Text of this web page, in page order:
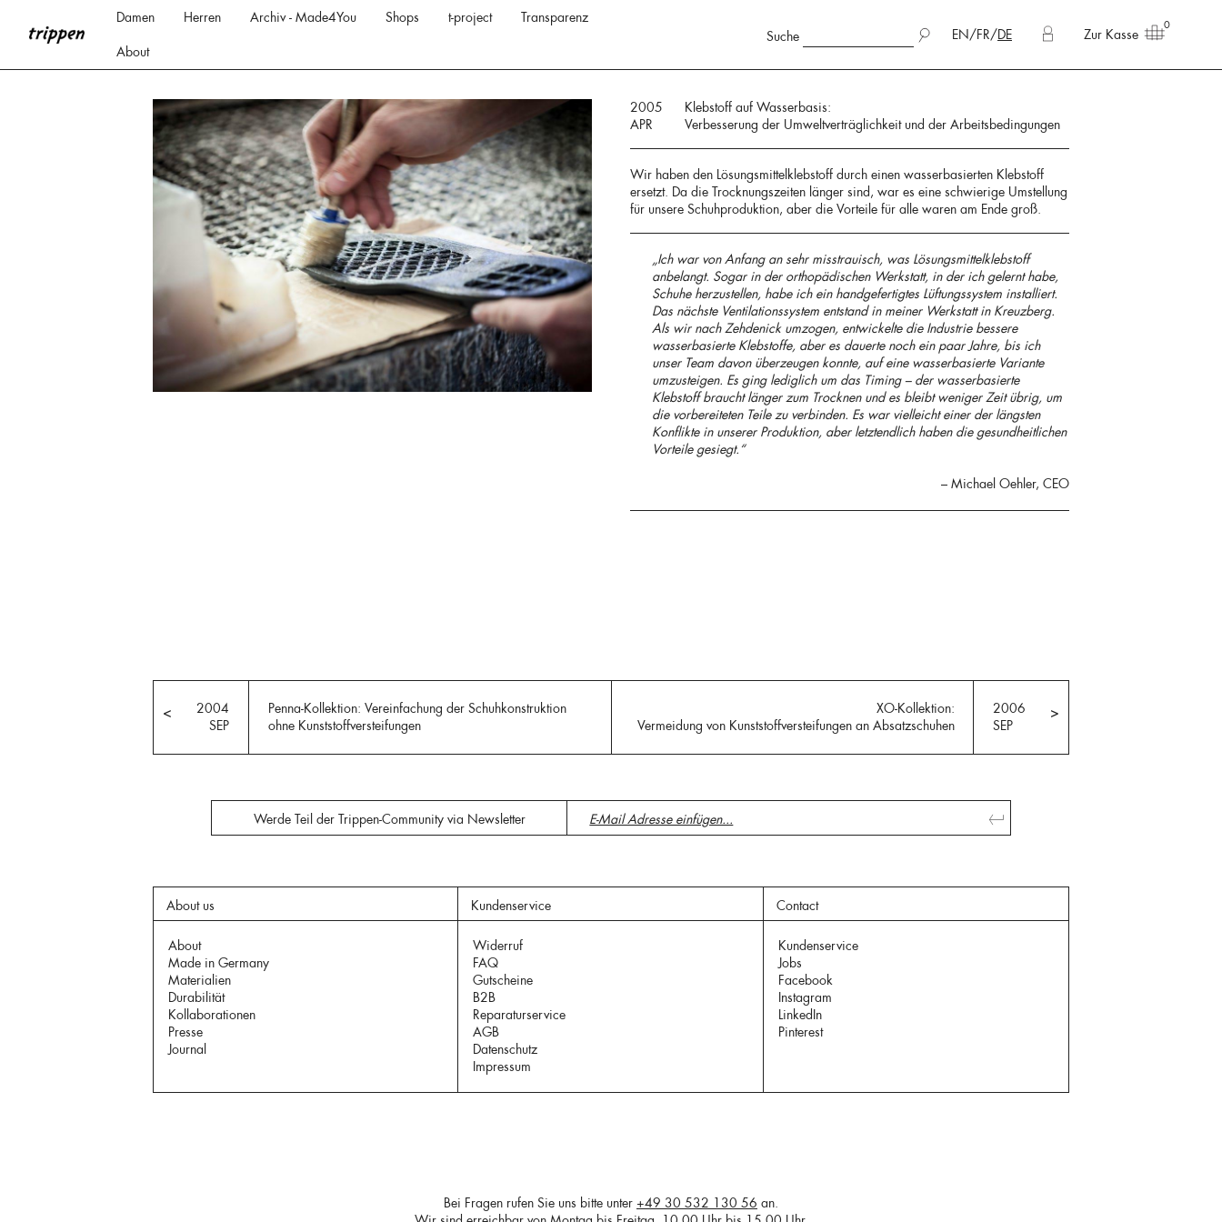
Damen Herren Archiv - Made4You Shops t-project Transparenz
About
Suche EN/FR/DE Zur Kasse
0
2005
APR
Klebstoff auf Wasserbasis:
Verbesserung der Umweltverträglichkeit und der Arbeitsbedingungen
Wir haben den Lösungsmittelklebstoff durch einen wasserbasierten Klebstoff
ersetzt. Da die Trocknungszeiten länger sind, war es eine schwierige Umstellung
für unsere Schuhproduktion, aber die Vorteile für alle waren am Ende groß.
„Ich war von Anfang an sehr misstrauisch, was Lösungsmittelklebstoff
anbelangt. Sogar in der orthopädischen Werkstatt, in der ich gelernt habe,
Schuhe herzustellen, habe ich ein handgefertigtes Lüftungssystem installiert.
Das nächste Ventilationssystem entstand in meiner Werkstatt in Kreuzberg.
Als wir nach Zehdenick umzogen, entwickelte die Industrie bessere
wasserbasierte Klebstoffe, aber es dauerte noch ein paar Jahre, bis ich
unser Team davon überzeugen konnte, auf eine wasserbasierte Variante
umzusteigen. Es ging lediglich um das Timing – der wasserbasierte
Klebstoff braucht länger zum Trocknen und es bleibt weniger Zeit übrig, um
die vorbereiteten Teile zu verbinden. Es war vielleicht einer der längsten
Konflikte in unserer Produktion, aber letztendlich haben die gesundheitlichen
Vorteile gesiegt.“
– Michael Oehler, CEO
2004
SEP
<
Penna-Kollektion: Vereinfachung der Schuhkonstruktion
ohne Kunststoffversteifungen
XO-Kollektion:
Vermeidung von Kunststoffversteifungen an Absatzschuhen
2006
SEP
>
Werde Teil der Trippen-Community via Newsletter
About us
About
Made in Germany
Materialien
Durabilität
Kollaborationen
Presse
Journal
Kundenservice
Widerruf
FAQ
Gutscheine
B2B
Reparaturservice
AGB
Datenschutz
Impressum
Contact
Kundenservice
Jobs
Facebook
Instagram
LinkedIn
Pinterest
Bei Fragen rufen Sie uns bitte unter +49 30 532 130 56 an.